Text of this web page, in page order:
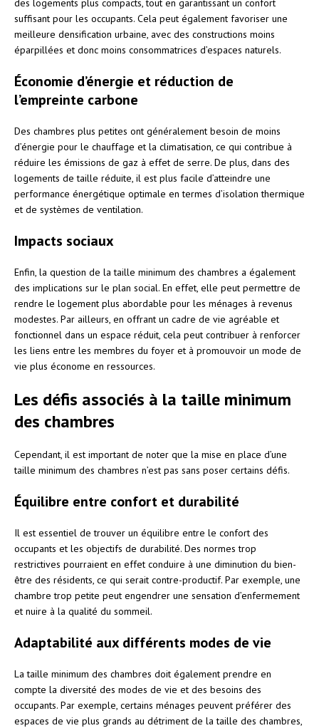
suffisant pour les occupants. Cela peut également favoriser une
meilleure densification urbaine, avec des constructions moins
éparpillées et donc moins consommatrices d’espaces naturels.
Économie d’énergie et réduction de
l’empreinte carbone
Des chambres plus petites ont généralement besoin de moins
d’énergie pour le chauffage et la climatisation, ce qui contribue à
réduire les émissions de gaz à effet de serre. De plus, dans des
logements de taille réduite, il est plus facile d’atteindre une
performance énergétique optimale en termes d’isolation thermique
et de systèmes de ventilation.
Impacts sociaux
Enfin, la question de la taille minimum des chambres a également
des implications sur le plan social. En effet, elle peut permettre de
rendre le logement plus abordable pour les ménages à revenus
modestes. Par ailleurs, en offrant un cadre de vie agréable et
fonctionnel dans un espace réduit, cela peut contribuer à renforcer
les liens entre les membres du foyer et à promouvoir un mode de
vie plus économe en ressources.
Les défis associés à la taille minimum
des chambres
Cependant, il est important de noter que la mise en place d’une
taille minimum des chambres n’est pas sans poser certains défis.
Équilibre entre confort et durabilité
Il est essentiel de trouver un équilibre entre le confort des
occupants et les objectifs de durabilité. Des normes trop
restrictives pourraient en effet conduire à une diminution du bien-
être des résidents, ce qui serait contre-productif. Par exemple, une
chambre trop petite peut engendrer une sensation d’enfermement
et nuire à la qualité du sommeil.
Adaptabilité aux différents modes de vie
La taille minimum des chambres doit également prendre en
compte la diversité des modes de vie et des besoins des
occupants. Par exemple, certains ménages peuvent préférer des
espaces de vie plus grands au détriment de la taille des chambres,